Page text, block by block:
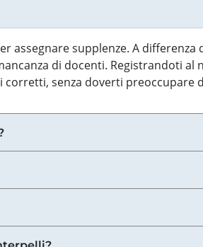
supplenze. A differenza
di docenti. Registrandoti al
senza doverti preoccupare